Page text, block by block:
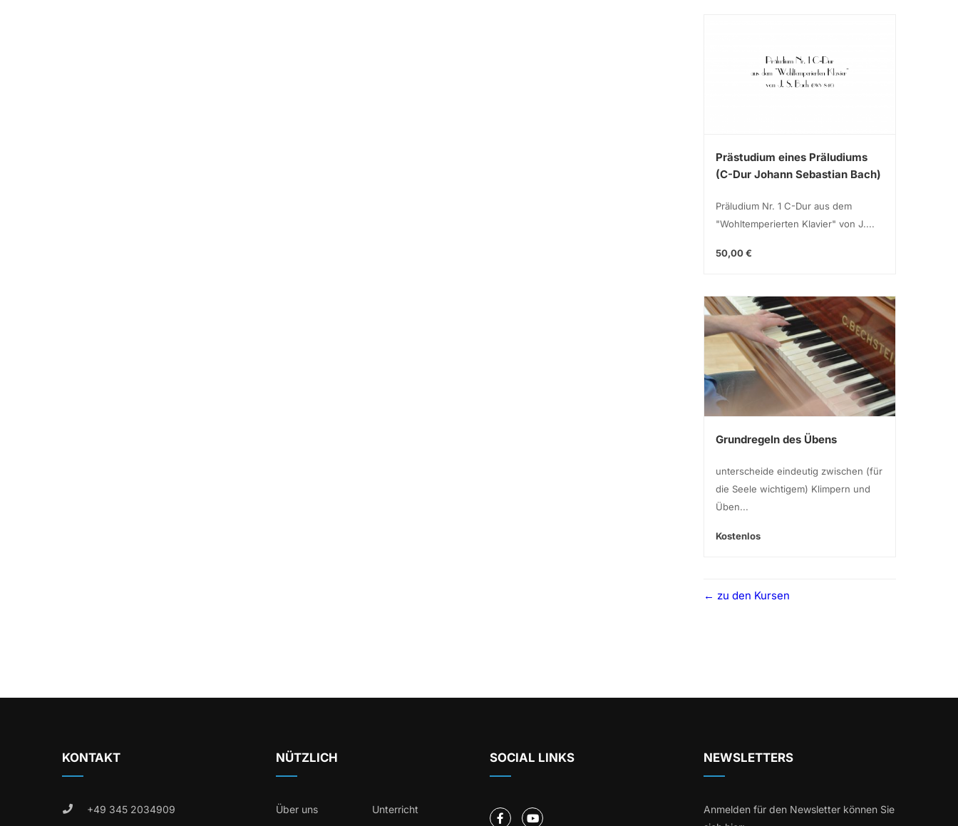
Prästudium eines Präludiums
(C-Dur Johann Sebastian Bach)
Präludium Nr. 1 C-Dur aus dem
"Wohltemperierten Klavier" von J....
50,00 €
Grundregeln des Übens
unterscheide eindeutig zwischen (für
die Seele wichtigem) Klimpern und
Üben...
Kostenlos
zu den Kursen
KONTAKT
+49 345 2034909
NÜTZLICH
Über uns Unterricht
SOCIAL LINKS NEWSLETTERS
Anmelden für den Newsletter können Sie